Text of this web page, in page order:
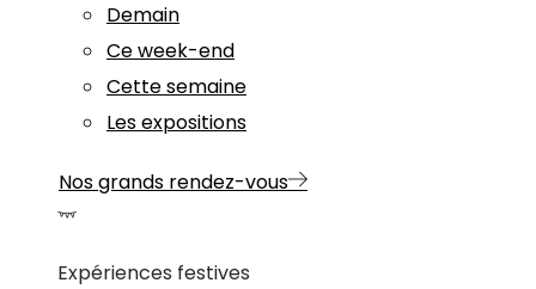
Demain
Ce week-end
Cette semaine
Les expositions
Nos grands rendez-vous
Expériences festives